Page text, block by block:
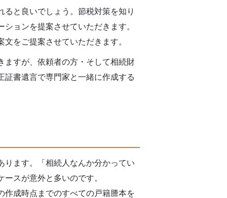
と良いでしょう。節税対策を知り
ョンを提案させていただきます。
をご提案させていただきます。
ますが、依頼者の方・そして相続財
書遺言で専門家と一緒に作成する
ります。「相続人なんか分かってい
スが意外と多いのです。
作成時点までのすべての戸籍謄本を